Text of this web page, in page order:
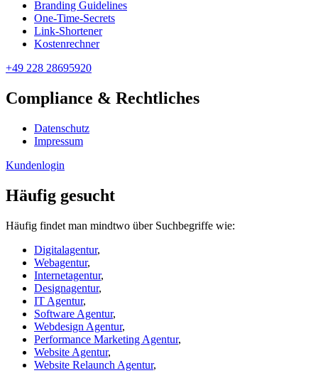
Branding Guidelines
One-Time-Secrets
Link-Shortener
Kostenrechner
+49 228 28695920
Compliance & Rechtliches
Datenschutz
Impressum
Kundenlogin
Häufig gesucht
Häufig findet man mindtwo über Suchbegriffe wie:
Digitalagentur,
Webagentur,
Internetagentur,
Designagentur,
IT Agentur,
Software Agentur,
Webdesign Agentur,
Performance Marketing Agentur,
Website Agentur,
Website Relaunch Agentur,